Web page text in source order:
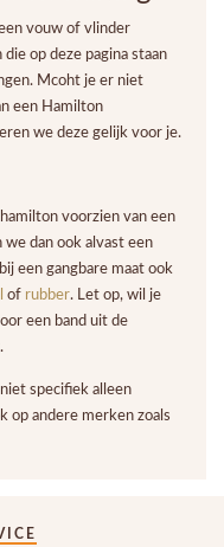
vouw of vlinder
op deze pagina staan
Mcoht je er niet
een Hamilton
we deze gelijk voor je.
voorzien van een
we dan ook alvast een
een gangbare maat ook
of rubber. Let op, wil je
een band uit de
specifiek alleen
op andere merken zoals